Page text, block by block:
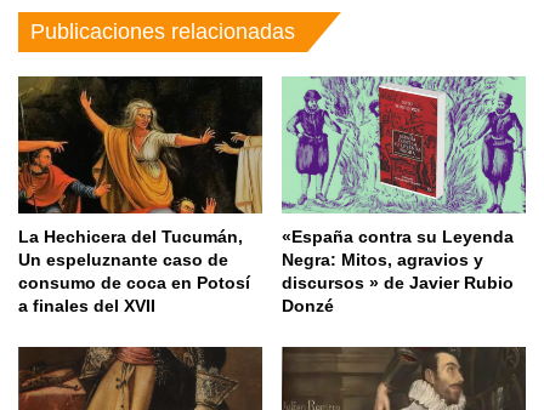
Publicaciones relacionadas
La Hechicera del Tucumán,
Un espeluznante caso de
consumo de coca en Potosí
a finales del XVII
«España contra su Leyenda
Negra: Mitos, agravios y
discursos » de Javier Rubio
Donzé